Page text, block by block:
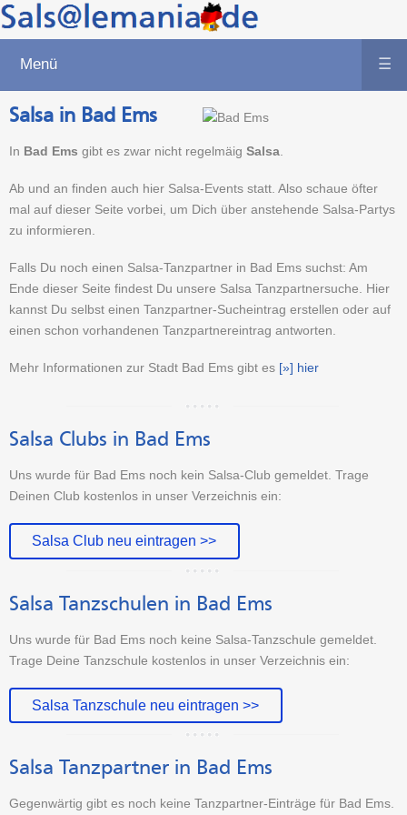
Menü ☰
Salsa in Bad Ems
In Bad Ems gibt es zwar nicht regelmäig Salsa
Ab und an finden auch hier Salsa-Events statt. Also schaue öfter
mal auf dieser Seite vorbei, um Dich über anstehende Salsa-Partys
zu informieren.
Falls Du noch einen Salsa-Tanzpartner in Bad Ems suchst: Am
Ende dieser Seite findest Du unsere Salsa Tanzpartnersuche. Hier
kannst Du selbst einen Tanzpartner-Sucheintrag erstellen oder auf
einen schon vorhandenen Tanzpartnereintrag antworten.
Mehr Informationen zur Stadt Bad Ems gibt es [»] hier
Salsa Clubs in Bad Ems
Uns wurde für Bad Ems noch kein Salsa-Club gemeldet. Trage
Deinen Club kostenlos in unser Verzeichnis ein:
Salsa Club neu eintragen >>
Salsa Tanzschulen in Bad Ems
Uns wurde für Bad Ems noch keine Salsa-Tanzschule gemeldet.
Trage Deine Tanzschule kostenlos in unser Verzeichnis ein:
Salsa Tanzschule neu eintragen >>
Salsa Tanzpartner in Bad Ems
Gegenwärtig gibt es noch keine Tanzpartner-Einträge für Bad Ems.